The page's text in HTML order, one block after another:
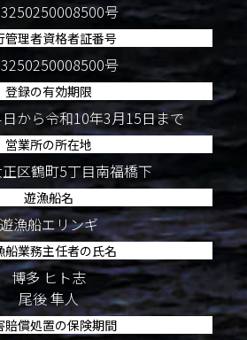
号
管理者資格者証番号
号
登録の有効期限
から令和10年3月15日まで
営業所の所在地
区鶴町5丁目南福橋下
遊漁船名
遊漁船エリンギ
船業務主任者の氏名
博多 ヒト志
尾後 隼人
賠償処置の保険期間